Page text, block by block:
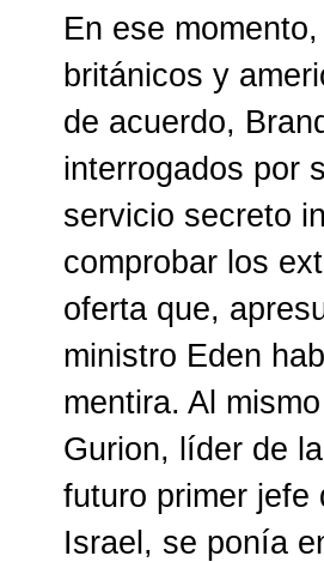
En ese
británicos y
de acuerdo,
interrogados por
servicio secreto
comprobar los
oferta que,
ministro Eden
mentira. Al
Gurion, líder de
futuro primer jefe
Israel, se ponía